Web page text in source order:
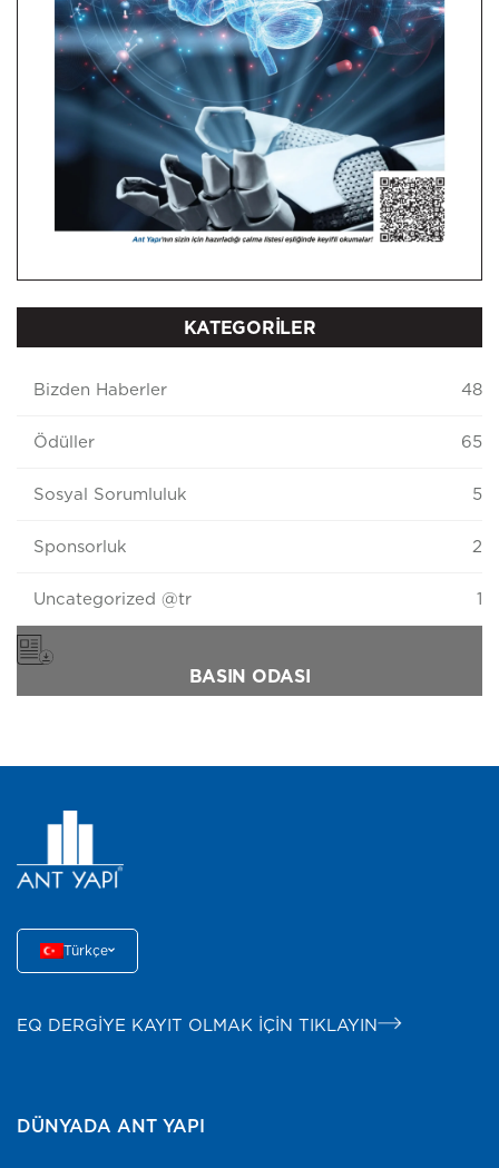
KATEGORİLER
Bizden Haberler 48
Ödüller 65
Sosyal Sorumluluk 5
Sponsorluk 2
Uncategorized @tr 1
BASIN ODASI
Türkçe
EQ DERGİYE KAYIT OLMAK İÇİN TIKLAYIN
DÜNYADA ANT YAPI